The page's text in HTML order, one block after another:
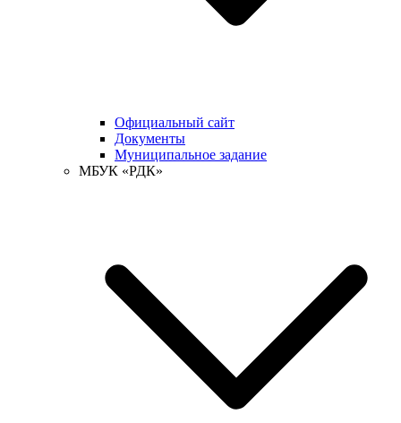
Официальный сайт
Документы
Муниципальное задание
МБУК «РДК»